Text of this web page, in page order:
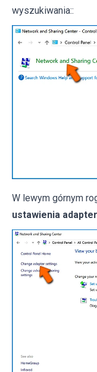
wyszukiwania::
W lewym górnym
ustawienia